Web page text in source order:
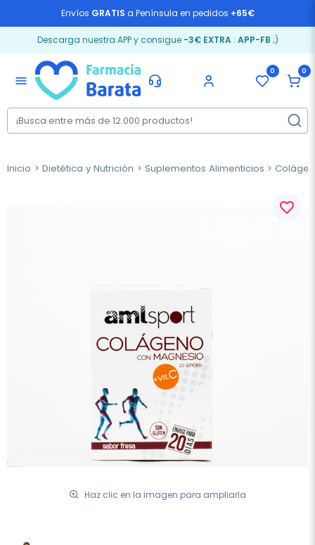
Envíos GRATIS a Península en pedidos +65€
Descarga nuestra APP y consigue -3€ EXTRA: APP-FB ;)
menu
0 0
Inicio Dietética y Nutrición Suplementos Alimenticios
Haz clic en la imagen para ampliarla
favorite_border